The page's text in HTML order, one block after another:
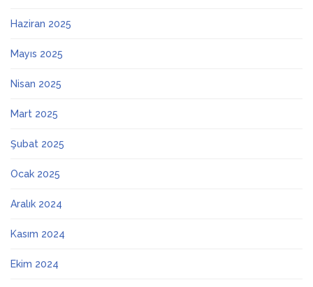
Haziran 2025
Mayıs 2025
Nisan 2025
Mart 2025
Şubat 2025
Ocak 2025
Aralık 2024
Kasım 2024
Ekim 2024